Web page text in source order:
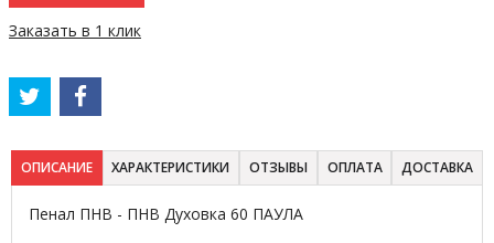
Заказать в 1 клик
ОПИСАНИЕ ХАРАКТЕРИСТИКИ ОТЗЫВЫ ОПЛАТА ДОСТАВКА
Пенал ПНВ - ПНВ Духовка 60 ПАУЛА